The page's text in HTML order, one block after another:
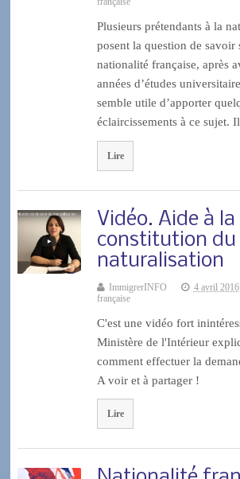
Plusieurs prétendants à la
posent la question de savoir
nationalité française, après
années d’études
semble utile d’apporter
éclaircissements à ce sujet.
Lire
Vidéo. Aide à la
constitution du
naturalisation
ImmigrerINFO 4 avril 2016
française
C'est une vidéo fort
Ministère de l'Intérieur
comment effectuer la
A voir et à partager !
Lire